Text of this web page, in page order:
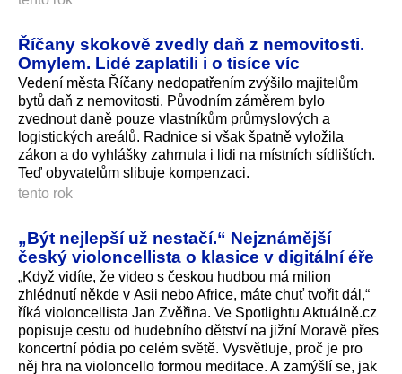
Říčany skokově zvedly daň z nemovitosti.
Omylem. Lidé zaplatili i o tisíce víc
Vedení města Říčany nedopatřením zvýšilo majitelům
bytů daň z nemovitosti. Původním záměrem bylo
zvednout daně pouze vlastníkům průmyslových a
logistických areálů. Radnice si však špatně vyložila
zákon a do vyhlášky zahrnula i lidi na místních sídlištích.
Teď obyvatelům slibuje kompenzaci.
tento rok
„Být nejlepší už nestačí.“ Nejznámější
český violoncellista o klasice v digitální éře
„Když vidíte, že video s českou hudbou má milion
zhlédnutí někde v Asii nebo Africe, máte chuť tvořit dál,“
říká violoncellista Jan Zvěřina. Ve Spotlightu Aktuálně.cz
popisuje cestu od hudebního dětství na jižní Moravě přes
koncertní pódia po celém světě. Vysvětluje, proč je pro
něj hra na violoncello formou meditace. A zamýšlí se, jak